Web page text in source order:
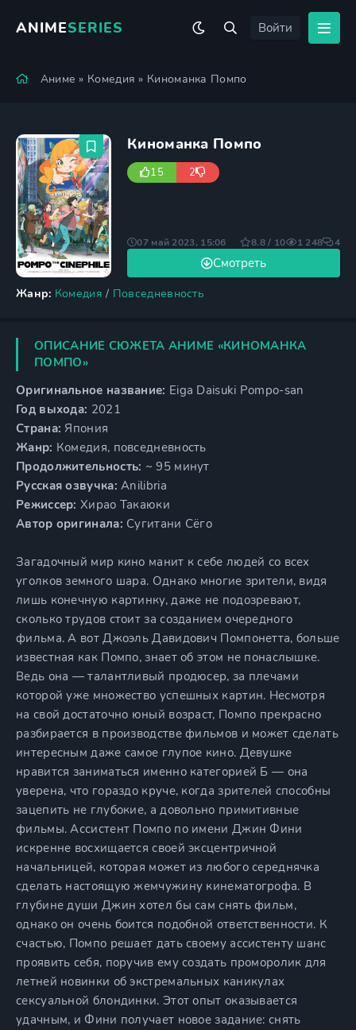
ANIMESERIES Войти
Аниме » Комедия » Киноманка Помпо
Киноманка Помпо
15 2
Жанр: Комедия / Повседневность
Смотреть
07 май 2023, 15:06 8.8 / 10 1 248 4
ОПИСАНИЕ СЮЖЕТА АНИМЕ «КИНОМАНКА
ПОМПО»
Оригинальное название: Eiga Daisuki Pompo-san
Год выхода: 2021
Страна: Япония
Жанр: Комедия, повседневность
Продолжительность: ~ 95 минут
Русская озвучка: Anilibria
Режиссер: Хирао Такаюки
Автор оригинала: Сугитани Сёго
Загадочный мир кино манит к себе людей со всех
уголков земного шара. Однако многие зрители, видя
лишь конечную картинку, даже не подозревают,
сколько трудов стоит за созданием очередного
фильма. А вот Джоэль Давидович Помпонетта, больше
известная как Помпо, знает об этом не понаслышке.
Ведь она — талантливый продюсер, за плечами
которой уже множество успешных картин. Несмотря
на свой достаточно юный возраст, Помпо прекрасно
разбирается в производстве фильмов и может сделать
интересным даже самое глупое кино. Девушке
нравится заниматься именно категорией Б — она
уверена, что гораздо круче, когда зрителей способны
зацепить не глубокие, а довольно примитивные
фильмы. Ассистент Помпо по имени Джин Фини
искренне восхищается своей эксцентричной
начальницей, которая может из любого середнячка
сделать настоящую жемчужину кинематогрофа. В
глубине души Джин хотел бы сам снять фильм,
однако он очень боится подобной ответственности. К
счастью, Помпо решает дать своему ассистенту шанс
проявить себя, поручив ему создать проморолик для
летней новинки об экстремальных каникулах
сексуальной блондинки. Этот опыт оказывается
удачным, и Фини получает новое задание: снять